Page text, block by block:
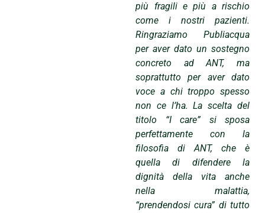
più fragili e più a rischio
come i nostri pazienti.
Ringraziamo Publiacqua
per aver dato un sostegno
concreto ad ANT, ma
soprattutto per aver dato
voce a chi troppo spesso
non ce l’ha. La scelta del
titolo “I care” si sposa
perfettamente con la
filosofia di ANT, che è
quella di difendere la
dignità della vita anche
nella malattia,
“prendendosi cura” di tutto